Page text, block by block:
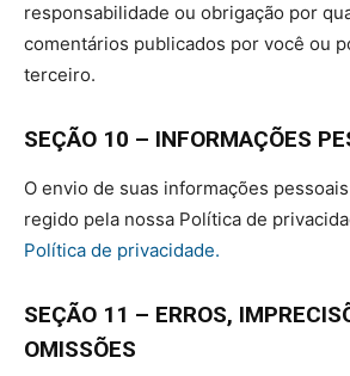
responsabilidade ou obrigação por
comentários publicados por você ou
terceiro.
SEÇÃO 10 – INFORMAÇÕES
O envio de suas informações
regido pela nossa Política de
Política de privacidade.
SEÇÃO 11 – ERROS,
OMISSÕES